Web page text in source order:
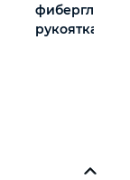
рукоятка